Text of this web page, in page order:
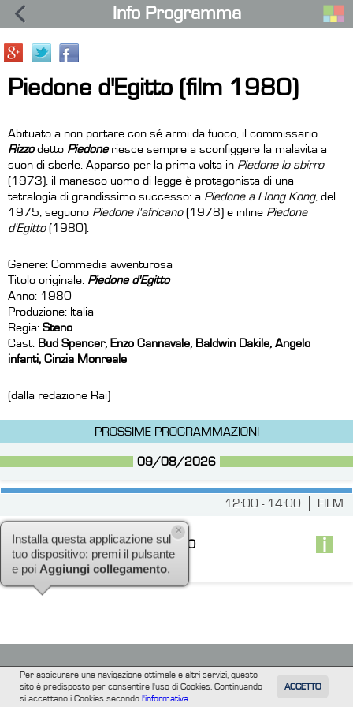
TUTTI FILM
Per assicurare una navigazione ottimale e altri servizi, questo
sito è predisposto per consentire l'uso di Cookies. Continuando
si accettano i Cookies secondol'informativa.
ACCETTO
Info Programma
Piedone d'Egitto (film 1980)
Abituato a non portare con sé armi da fuoco, il commissario
Rizzodetto Piedoneriesce sempre a sconfiggere la malavita a
suon di sberle. Apparso per la prima volta in Piedone lo sbirro
(1973), il manesco uomo di legge è protagonista di una
tetralogia di grandissimo successo: a Piedone a Hong Kong, del
1975, seguono Piedone l'africano(1978) e infine Piedone
d'Egitto(1980).
Genere: Commedia avventurosa
Titolo originale: Piedone d'Egitto
Anno: 1980
Produzione: Italia
Regia: Steno
Cast: Bud Spencer, Enzo Cannavale, Baldwin Dakile, Angelo
infanti, Cinzia Monreale
(dalla redazione Rai)
PROSSIME PROGRAMMAZIONI
09/08/2026
FILM
12:00 - 14:00
CH: 24 dtt
PIEDONE L'AFRICANO
Installa questa applicazione sul
tuo dispositivo: premi il pulsante